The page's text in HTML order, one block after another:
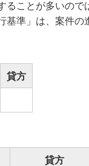
ることが多いので
基準」は、案件
貸方
貸方